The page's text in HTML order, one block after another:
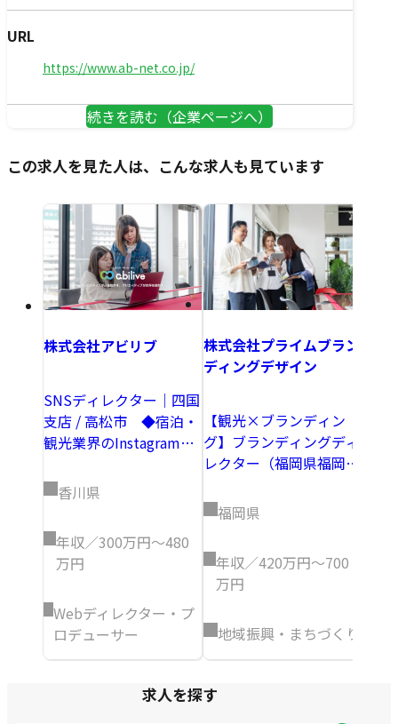
URL
https://www.ab-net.co.jp/
続きを読む（企業ページへ）
この求人を見た人は、こんな求人も見ています
株式会社アビリブ
SNSディレクター｜四国
支店 / 高松市 ◆宿泊・
観光業界のInstagramや
メディアディレクターを
募集！
香川県
年収／300万円～480
万円
Webディレクター・プ
ロデューサー
株式会社プライムブラン
ディングデザイン
【観光×ブランディン
グ】ブランディングディ
レクター（福岡県福岡市
福岡県
年収／420万円～700
万円
地域振興・まちづくり
求人を探す